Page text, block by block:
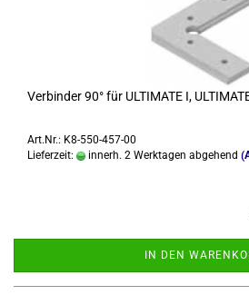
Ver­bin­der 90° für UL­TI­MA­TE I,
Art.Nr.: K8-550-457-00
Lieferzeit:
innerh. 2 Werktagen abgehend
IN DEN